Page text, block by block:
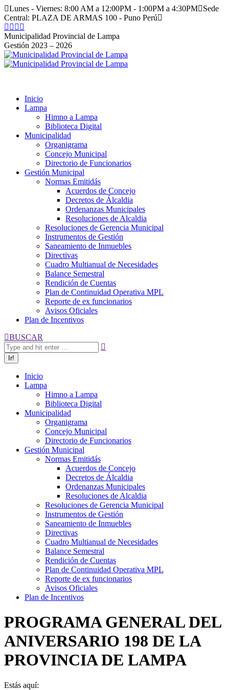
Saltar
al
contenido
Lunes - Viernes: 8:00 AM a 12:00PM - 1:00PM a 4:30PM
Sede
Central: PLAZA DE ARMAS 100 - Puno Perú
Facebook
page
opens
in
new
Instagram
page
opens
in
new
YouTube
page
opens
in
new
page
opens
in
new
Municipalidad Provincial de Lampa
Gestión 2023 – 2026
Inicio
Lampa
Himno a Lampa
Biblioteca Digital
Municipalidad
Organigrama
Concejo Municipal
Directorio de Funcionarios
Gestión Municipal
Normas Emitidás
Acuerdos de Concejo
Decretos de Álcaldia
Ordenanzas Municipales
Resoluciones de Alcaldia
Resoluciones de Gerencia Municipal
Instrumentos de Gestión
Saneamiento de Inmuebles
Directivas
Cuadro Multianual de Necesidades
Balance Semestral
Rendición de Cuentas
Plan de Continuidad Operativa MPL
Reporte de ex funcionarios
Avisos Oficiales
Plan de Incentivos
Buscar:
BUSCAR
Inicio
Lampa
Himno a Lampa
Biblioteca Digital
Municipalidad
Organigrama
Concejo Municipal
Directorio de Funcionarios
Gestión Municipal
Normas Emitidás
Acuerdos de Concejo
Decretos de Álcaldia
Ordenanzas Municipales
Resoluciones de Alcaldia
Resoluciones de Gerencia Municipal
Instrumentos de Gestión
Saneamiento de Inmuebles
Directivas
Cuadro Multianual de Necesidades
Balance Semestral
Rendición de Cuentas
Plan de Continuidad Operativa MPL
Reporte de ex funcionarios
Avisos Oficiales
Plan de Incentivos
PROGRAMA GENERAL DEL
ANIVERSARIO 198 DE LA
PROVINCIA DE LAMPA
Estás aquí: